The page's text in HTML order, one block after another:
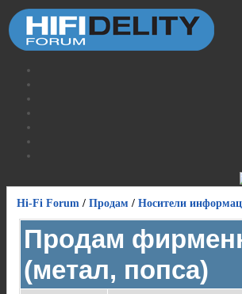
Hi-Fi Forum / Продам / Носители
Продам
(метал, попса)